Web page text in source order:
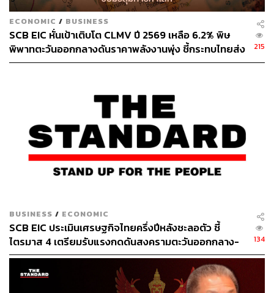
ผลกระทบด้านลบในระยะสั้นต่อกำไรของ ADVANC แต่จะมี
ผลกระทบจำกัดต่อราคาเป้าหมายอ้างอิงวิธี DCF ดังนั้นจึงคง
ราคาเป้าหมายของ ADVANC ไว้ที่ 225 บาทต่อหุ้น และคง
เรตติ้ง Outperform
ลงสู่ 8.0 บาทต่อหน่วย (จาก 10.5 บาทต่อหุ้น) เพื่อสะท้อน
สมมติฐานอัตราค่าเช่าใหม่หลังสัญญาปัจจุบันหมดอายุ แต่ยัง
คงเรตติ้ง Neutral ราคาเป้าหมายของ JASIF จะอยู่ที่ 7.0 บาท
ต่อหน่วย หากไม่มีการต่อสัญญา
ข่าวที่เกี่ยวข้อง
หุ้นใหญ่
9 หุ้น จ่ายเงินปันผลสูงมากกว่า 5% ตลอด 5 ปี แถมราค
าตั้งแต่ต้นปียังบวก
10 หุ้น ขึ้น XD จ่ายเงินปันผลสูงสุดในรอบเดือน ก.ย. 65
ECONOMIC / BUSINESS
SCB EIC หั่นเป้าเติบโต CLMV ปี 2569 เหลือ 6.2% พิษ
พิพาทตะวันออกกลางดันราคาพลังงานพุ่ง ชี้กระทบไทยส่ง
ออกโตแผ่ว-ยอดเกินดุลการค้าลดลง
215
BUSINESS / ECONOMIC
SCB EIC ประเมินเศรษฐกิจไทยครึ่งปีหลังชะลอตัว ชี้
ไตรมาส 4 เตรียมรับแรงกดดันสงครามตะวันออกกลาง-
กำแพงภาษีสหรัฐฯ ระลอกใหม่
134